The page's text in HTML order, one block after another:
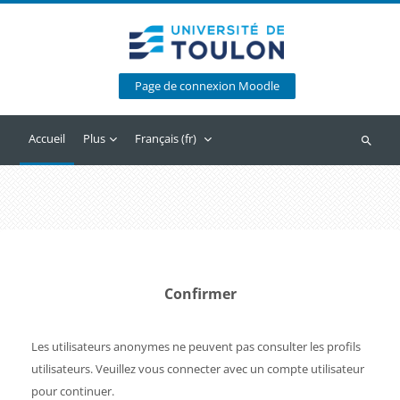
Page de connexion Moodle
Accueil Plus Français ‎(fr)‎
Confirmer
Les utilisateurs anonymes ne peuvent pas consulter les profils
utilisateurs. Veuillez vous connecter avec un compte utilisateur
pour continuer.